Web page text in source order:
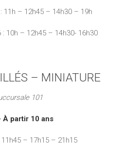
11h – 12h45 – 14h30 – 19h
10h – 12h45 – 14h30- 16h30
– MINIATURE
101
À partir 10 ans
– 17h15 – 21h15